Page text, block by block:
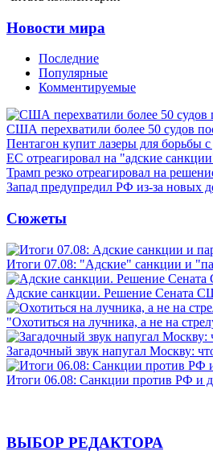
Новости мира
Последние
Популярные
Комментируемые
США перехватили более 50 судов
Пентагон купит лазеры для
ЕС отреагировал на "адские
Трамп резко отреагировал на
Запад предупредил РФ из-за новых
Сюжеты
Итоги 07.08: "Адские" санкции и
Адские санкции. Решение Сената
"Охотиться на лучника, а не на
Загадочный звук напугал Москву:
Итоги 06.08: Санкции против РФ и
ВЫБОР РЕДАКТОРА